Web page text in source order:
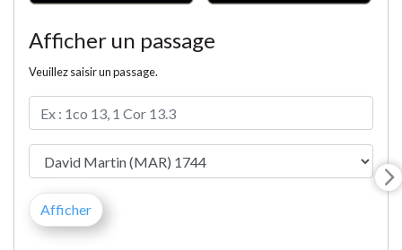
Afficher un passage
Veuillez saisir un passage.